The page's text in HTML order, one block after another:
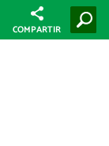
COMPARTIR